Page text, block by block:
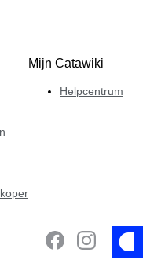
Mijn Catawiki
Helpcentrum